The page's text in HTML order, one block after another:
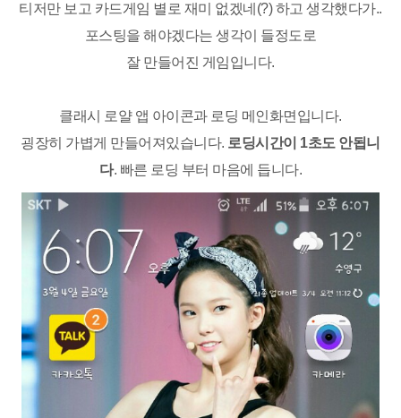
티저만 보고 카드게임 별로 재미 없겠네(?) 하고 생각했다가..
포스팅을 해야겠다는 생각이 들정도로
잘 만들어진 게임입니다.
클래시 로얄 앱 아이콘과 로딩 메인화면입니다.
굉장히 가볍게 만들어져있습니다. 로딩시간이 1초도 안됩니
다. 빠른 로딩 부터 마음에 듭니다.